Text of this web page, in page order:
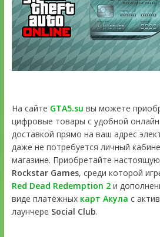
На сайте GTA5.su вы можете
цифровые товары с удобной
доставкой прямо на ваш адрес
даже не потребуется личный
магазине. Приобретайте
Rockstar Games, среди которой
Red Dead Redemption 2и
виде платёжных карт Акула с
лаунчере Social Club.